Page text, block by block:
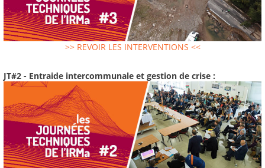
>> REVOIR LES INTERVENTIONS <<
JT#2 - Entraide intercommunale et gestion de crise :